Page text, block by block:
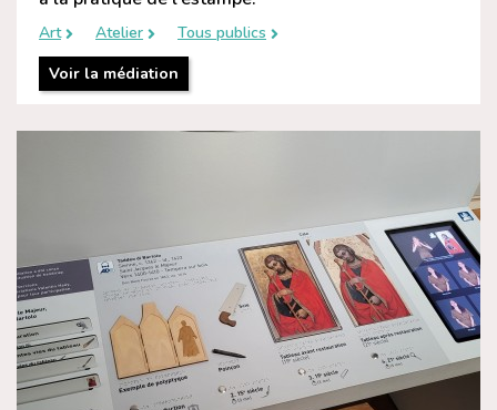
Art Atelier
Tous publics
Voir la médiation